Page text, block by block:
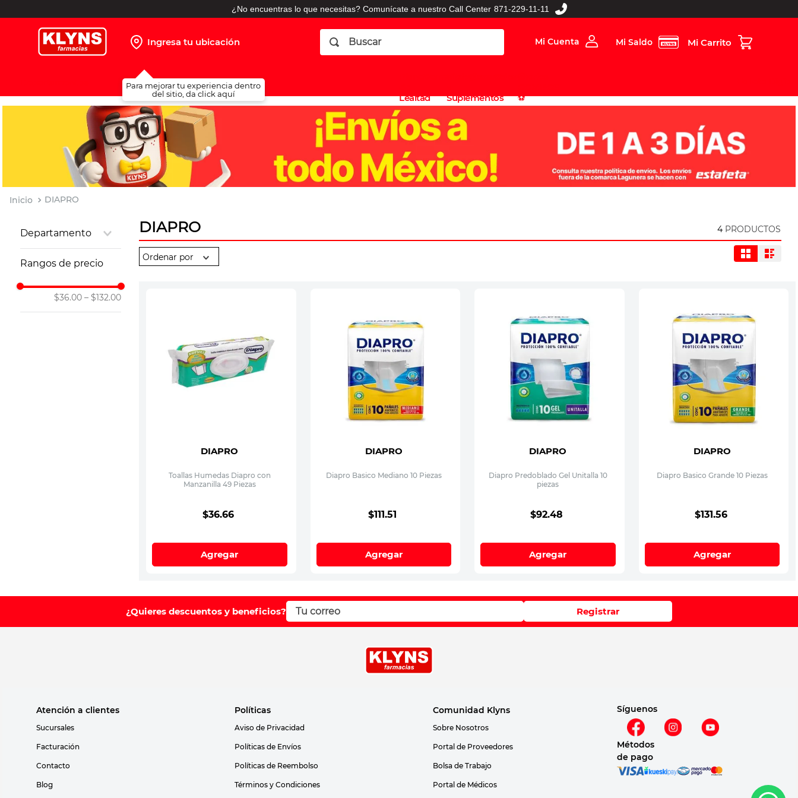
¿No encuentras lo que necesitas? Comunícate a nuestro Call Center 871-229-11-11
Ingresa tu ubicación
Para mejorar tu experiencia dentro
del sitio, da click aquí
Buscar
Mi Cuenta Mi Saldo
Lealtad
Suplementos
⚽️
DIAPRO
Departamento
Rangos de precio
$36.00 – $132.00
DIAPRO 4 PRODUCTOS
DIAPRO
Toallas Humedas Diapro con
Manzanilla 49 Piezas
$36.66
Agregar
DIAPRO
Diapro Basico Mediano 10 Piezas
$111.51
Agregar
DIAPRO
Diapro Predoblado Gel Unitalla 10
piezas
$92.48
Agregar
DIAPRO
Diapro Basico Grande 10 Piezas
$131.56
Agregar
¿Quieres descuentos y beneficios? Registrar
Atención a clientes
Sucursales
Facturación
Contacto
Blog
Políticas
Aviso de Privacidad
Políticas de Envíos
Políticas de Reembolso
Términos y Condiciones
Comunidad Klyns
Sobre Nosotros
Portal de Proveedores
Bolsa de Trabajo
Portal de Médicos
Síguenos
Métodos
de pago
protector solar
shampoo
misoprostol
.
toallitas humedas
8.
pañales huggies
9.
ibuprofeno